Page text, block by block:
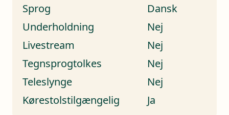
Sprog
Dansk
Underholdning
Nej
Livestream
Nej
Tegnsprogtolkes
Nej
Teleslynge
Nej
Kørestolstilgængelig
Ja